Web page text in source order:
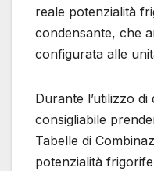
reale potenzialità
condensante, che
configurata alle
Durante l’utilizzo
consigliabile
Tabelle di
potenzialità